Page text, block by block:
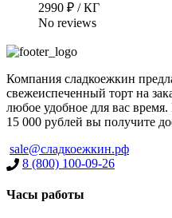
2990 ₽ / КГ
No reviews
Компания сладкоежкин
свежеиспеченный торт на
любое удобное для вас
15 000 рублей вы получите
sale@сладкоежкин.рф
8 (800) 100-09-26
Часы работы